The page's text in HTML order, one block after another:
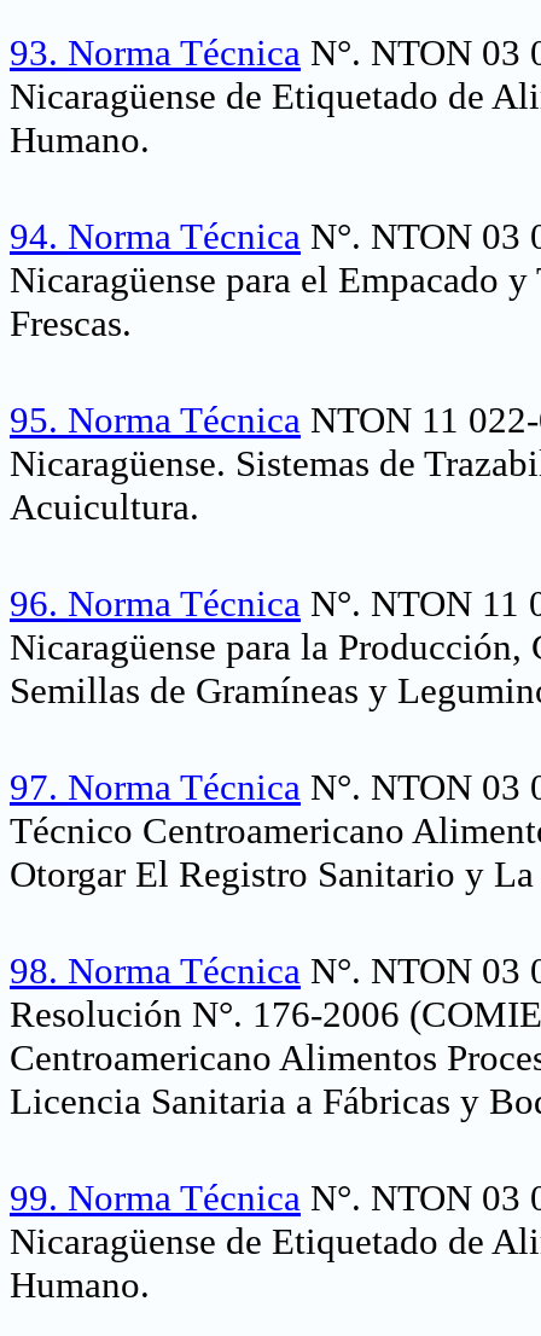
93. Norma Técnica N°. NTON 03
Nicaragüense de Etiquetado de
Humano.
94. Norma Técnica N°. NTON 03
Nicaragüense para el Empacado
Frescas.
95. Norma Técnica NTON 11
Nicaragüense. Sistemas de
Acuicultura.
96. Norma Técnica N°. NTON 11
Nicaragüense para la
Semillas de Gramíneas y
97. Norma Técnica N°. NTON 03
Técnico Centroamericano
Otorgar El Registro Sanitario y
98. Norma Técnica N°. NTON 03
Resolución N°. 176-2006
Centroamericano Alimentos
Licencia Sanitaria a Fábricas y
99. Norma Técnica N°. NTON 03
Nicaragüense de Etiquetado de
Humano.